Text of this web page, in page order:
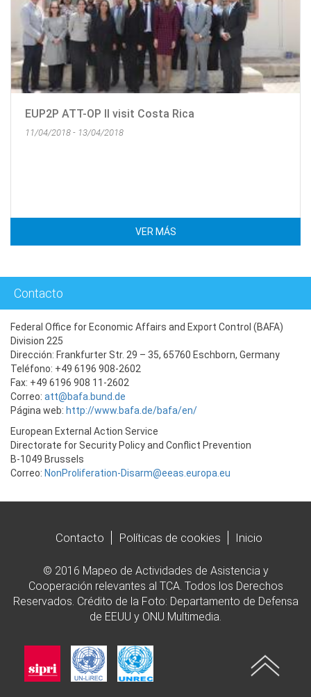
EUP2P ATT-OP II visit Costa Rica
11/04/2018 - 13/04/2018
VER MÁS
Contacto
Federal Office for Economic Affairs and Export Control (BAFA)
Division 225
Dirección: Frankfurter Str. 29 – 35, 65760 Eschborn, Germany
Teléfono: +49 6196 908-2602
Fax: +49 6196 908 11-2602
Correo: att@bafa.bund.de
Página web: http://www.bafa.de/bafa/en/
European External Action Service
Directorate for Security Policy and Conflict Prevention
B-1049 Brussels
Correo: NonProliferation-Disarm@eeas.europa.eu
Contacto Políticas de cookies Inicio
© 2016 Mapeo de Actividades de Asistencia y
Cooperación relevantes al TCA. Todos los Derechos
Reservados. Crédito de la Foto: Departamento de Defensa
de EEUU y ONU Multimedia.
Imagen Imagen